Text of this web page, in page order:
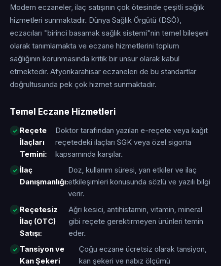
Modern eczaneler, ilaç satışının çok ötesinde çeşitli sağlık
hizmetleri sunmaktadır. Dünya Sağlık Örgütü (DSÖ),
eczacıları "birinci basamak sağlık sistemi"nin temel bileşeni
olarak tanımlamakta ve eczane hizmetlerini toplum
sağlığının korunmasında kritik bir unsur olarak kabul
etmektedir. Afyonkarahisar eczaneleri de bu standartlar
doğrultusunda pek çok hizmet sunmaktadır.
Temel Eczane Hizmetleri
Reçete
İlaçları
Temini:
Doktor tarafından yazılan e-reçete veya kağıt
reçetedeki ilaçları SGK veya özel sigorta
kapsamında karşılar.
İlaç
Danışmanlığı:
Doz, kullanım süresi, yan etkiler ve ilaç
etkileşimleri konusunda sözlü ve yazılı bilgi
verir.
Reçetesiz
İlaç (OTC)
Satışı:
Ağrı kesici, antihistamin, vitamin, mineral
gibi reçete gerektirmeyen ürünleri temin
eder.
Tansiyon ve
Kan Şekeri
Çoğu eczane ücretsiz olarak tansiyon,
kan şekeri ve nabız ölçümü